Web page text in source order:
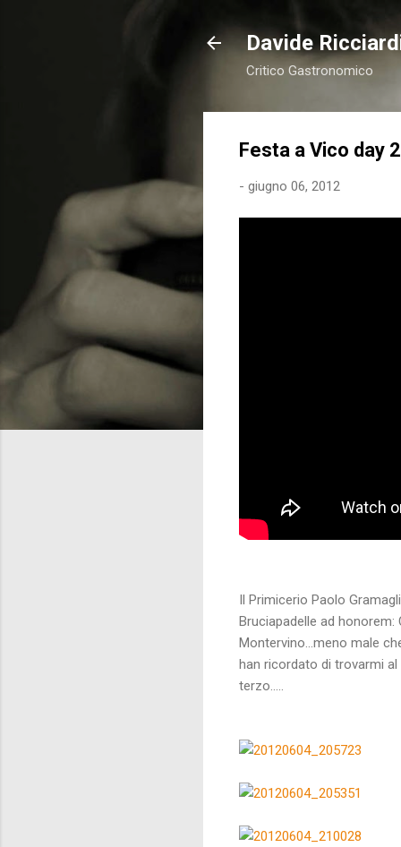
Davide
Critico Gastronomico
Festa a Vico day 2
- giugno 06, 2012
Il Primicerio Paolo
Bruciapadelle ad
Montervino...meno male
han ricordato di trovarmi
terzo.....